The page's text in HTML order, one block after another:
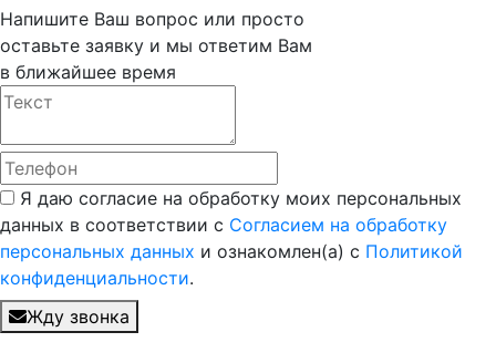
Напишите Ваш вопрос или просто
оставьте заявку и мы ответим Вам
в ближайшее время
Я даю согласие на обработку моих персональных
данных в соответствии с Согласием на обработку
персональных данных и ознакомлен(а) с Политикой
конфиденциальности.
Жду звонка